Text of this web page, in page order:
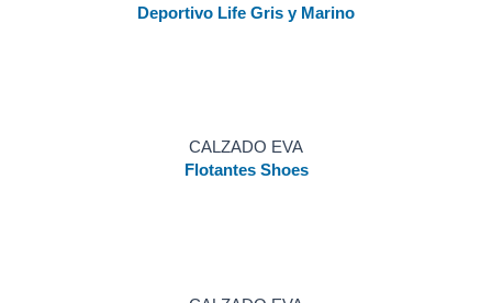
Deportivo Life Gris y Marino
CALZADO EVA
Flotantes Shoes